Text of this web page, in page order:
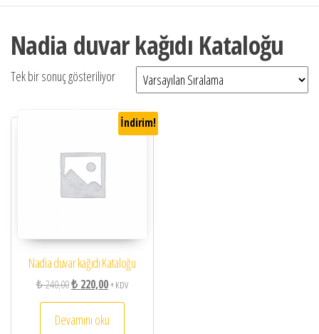
Nadia duvar kağıdı Kataloğu
Tek bir sonuç gösteriliyor
İndirim!
Nadia duvar kağıdı Kataloğu
₺240,00Orijinal fiyat: ₺ 240,00.
₺220,00Şu andaki fiyat: ₺ 220,00.
+ KDV
Devamını oku